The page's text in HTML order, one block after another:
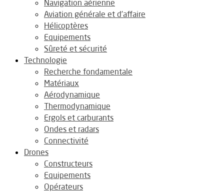
Navigation aérienne
Aviation générale et d’affaire
Hélicoptères
Equipements
Sûreté et sécurité
Technologie
Recherche fondamentale
Matériaux
Aérodynamique
Thermodynamique
Ergols et carburants
Ondes et radars
Connectivité
Drones
Constructeurs
Equipements
Opérateurs